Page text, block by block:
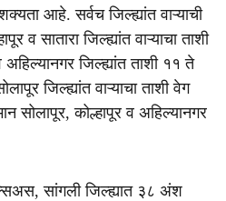
आहे. सर्वच जिल्ह्यांत वाऱ्याची
व सातारा जिल्ह्यांत वाऱ्याचा ताशी
जिल्ह्यांत ताशी ११ ते
जिल्ह्यांत वाऱ्याचा ताशी वेग
सोलापूर, कोल्हापूर व अहिल्यानगर
सांगली जिल्ह्यात ३८ अंश